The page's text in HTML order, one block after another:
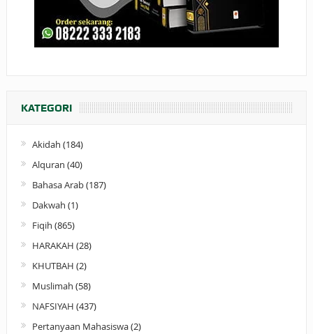
KATEGORI
Akidah (184)
Alquran (40)
Bahasa Arab(187)
Dakwah (1)
Fiqih (865)
HARAKAH (28)
KHUTBAH (2)
Muslimah (58)
NAFSIYAH (437)
Pertanyaan Mahasiswa(2)